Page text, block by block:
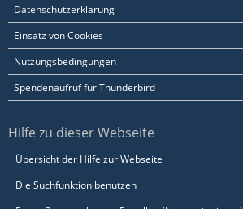
Datenschutzerklärung
Einsatz von Cookies
Nutzungsbedingungen
Spendenaufruf für Thunderbird
Hilfe zu dieser Webseite
Übersicht der Hilfe zur Webseite
Die Suchfunktion benutzen